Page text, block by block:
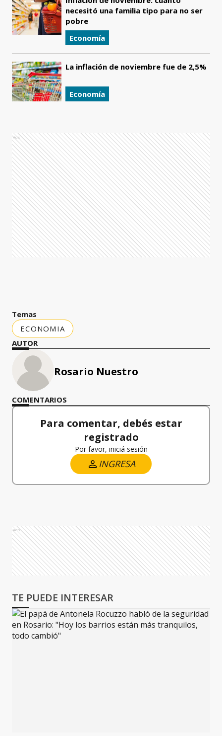
necesitó una familia tipo para no ser
pobre
Economía
La inflación de noviembre fue de 2,5%
Economía
Ads
Temas
ECONOMIA
AUTOR
Rosario Nuestro
COMENTARIOS
Para comentar, debés estar
registrado
Por favor, iniciá sesión
INGRESA
Ads
TE PUEDE INTERESAR